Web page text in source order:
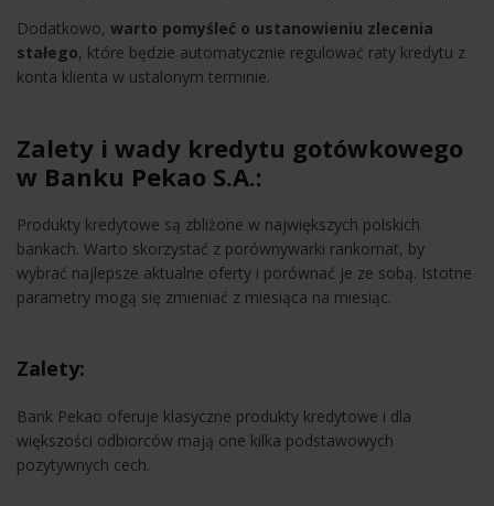
Dodatkowo, warto pomyśleć o ustanowieniu zlecenia
stałego, które będzie automatycznie regulować raty kredytu z
konta klienta w ustalonym terminie.
Zalety i wady kredytu gotówkowego
w Banku Pekao S.A.:
Produkty kredytowe są zbliżone w największych polskich
bankach. Warto skorzystać z porównywarki rankomat, by
wybrać najlepsze aktualne oferty i porównać je ze sobą. Istotne
parametry mogą się zmieniać z miesiąca na miesiąc.
Zalety:
Bank Pekao oferuje klasyczne produkty kredytowe i dla
większości odbiorców mają one kilka podstawowych
pozytywnych cech.